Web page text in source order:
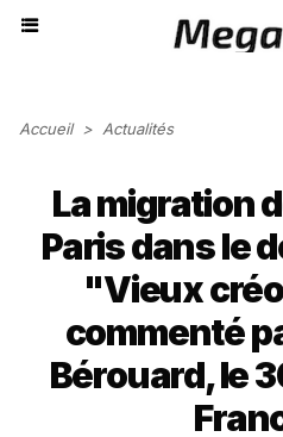
Accueil > Actualités
La migration
Paris dans le
"Vieux
commenté
Bérouard, le